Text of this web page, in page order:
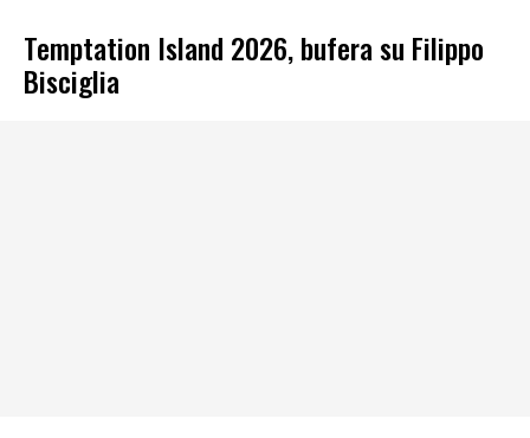
Temptation Island 2026, bufera su Filippo
Bisciglia